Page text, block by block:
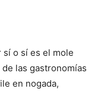
o sí es el mole
las gastronomías
en nogada,